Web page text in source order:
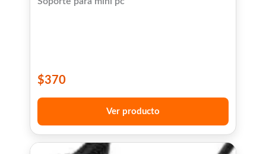
$370
Ver producto